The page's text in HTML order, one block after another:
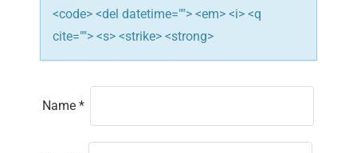
<code> <del datetime=""> <em> <i> <q
cite=""> <s> <strike> <strong>
Name *